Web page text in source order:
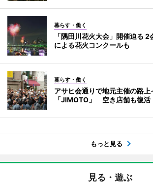
暮らす・働く
「隅田川花火大会」開催迫る
による花火コンクールも
暮らす・働く
アサヒ会通りで地元主催の路上
「JIMOTO」 空き店舗も復活
もっと見る
見る・遊ぶ